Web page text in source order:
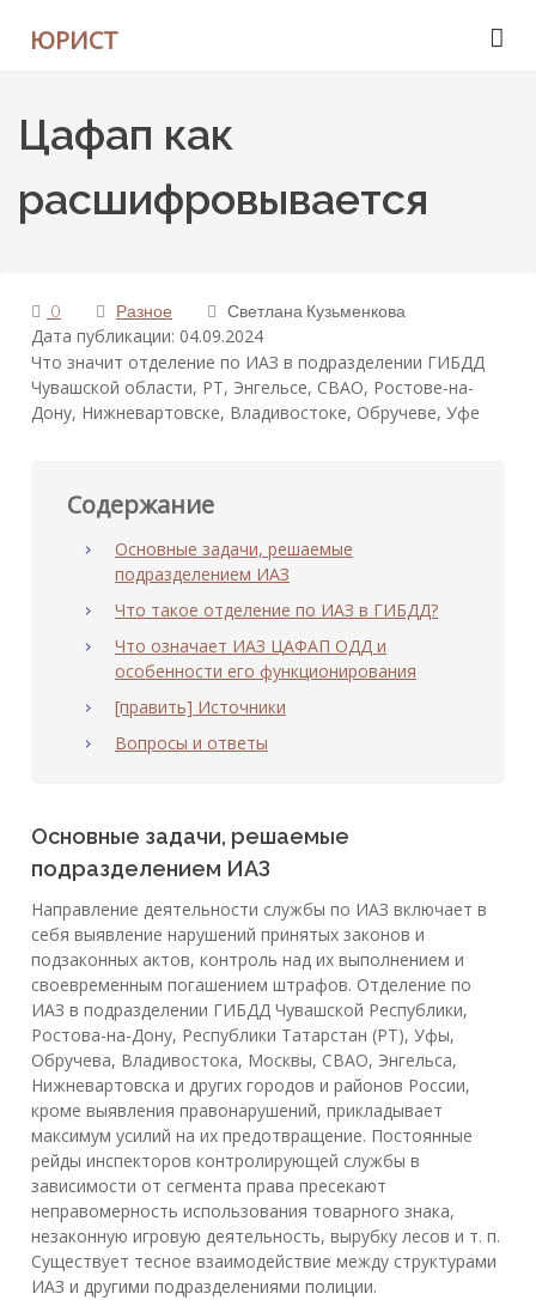
ЮРИСТ
Цафап как
расшифровывается
0 Разное Светлана Кузьменкова
Дата публикации: 04.09.2024
Что значит отделение по ИАЗ в подразделении ГИБДД
Чувашской области, РТ, Энгельсе, СВАО, Ростове-на-
Дону, Нижневартовске, Владивостоке, Обручеве, Уфе
Содержание
Основные задачи, решаемые
подразделением ИАЗ
Что такое отделение по ИАЗ в ГИБДД?
Что означает ИАЗ ЦАФАП ОДД и
особенности его функционирования
[править] Источники
Вопросы и ответы
Основные задачи, решаемые
подразделением ИАЗ
Направление деятельности службы по ИАЗ включает в
себя выявление нарушений принятых законов и
подзаконных актов, контроль над их выполнением и
своевременным погашением штрафов. Отделение по
ИАЗ в подразделении ГИБДД Чувашской Республики,
Ростова-на-Дону, Республики Татарстан (РТ), Уфы,
Обручева, Владивостока, Москвы, СВАО, Энгельса,
Нижневартовска и других городов и районов России,
кроме выявления правонарушений, прикладывает
максимум усилий на их предотвращение. Постоянные
рейды инспекторов контролирующей службы в
зависимости от сегмента права пресекают
неправомерность использования товарного знака,
незаконную игровую деятельность, вырубку лесов и т. п.
Существует тесное взаимодействие между структурами
ИАЗ и другими подразделениями полиции.